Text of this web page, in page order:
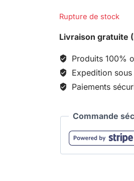
Rupture de stock
Livraison gratuite
Produits 100%
Expedition
Paiements
Commande